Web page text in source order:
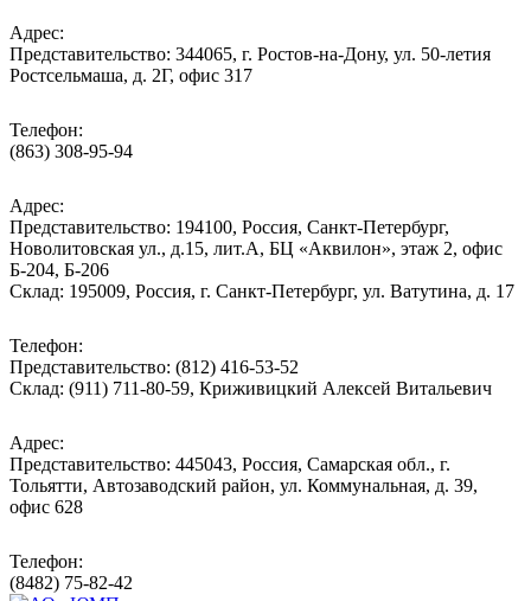
Адрес:
Представительство: 344065, г. Ростов-на-Дону, ул. 50-летия
Ростсельмаша, д. 2Г, офис 317
Телефон:
(863) 308-95-94
Адрес:
Представительство: 194100, Россия, Санкт-Петербург,
Новолитовская ул., д.15, лит.А, БЦ «Аквилон», этаж 2, офис
Б-204, Б-206
Склад: 195009, Россия, г. Санкт-Петербург, ул. Ватутина, д. 17
Телефон:
Представительство: (812) 416-53-52
Склад: (911) 711-80-59, Криживицкий Алексей Витальевич
Адрес:
Представительство: 445043, Россия, Самарская обл., г.
Тольятти, Автозаводский район, ул. Коммунальная, д. 39,
офис 628
Телефон:
(8482) 75-82-42